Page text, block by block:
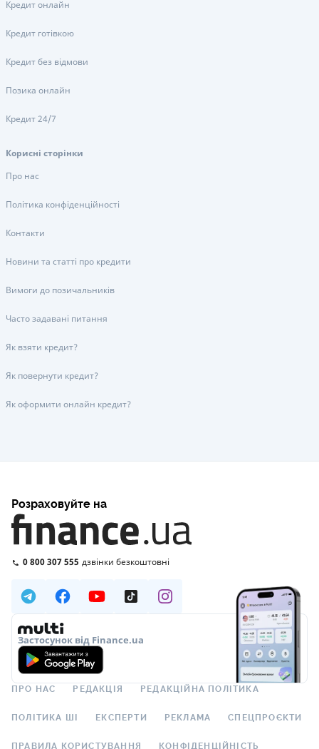
Кредит онлайн
Кредит готівкою
Кредит без відмови
Позика онлайн
Кредит 24/7
Корисні сторінки
Про нас
Політика конфіденційності
Контакти
Новини та статті про кредити
Вимоги до позичальників
Часто задавані питання
Як взяти кредит?
Як повернути кредит?
Як оформити онлайн кредит?
Розраховуйте на
0 800 307 555 дзвінки безкоштовні
Застосунок від Finance.ua
ПРО НАС РЕДАКЦІЯ РЕДАКЦІЙНА ПОЛІТИКА
ПОЛІТИКА ШІ ЕКСПЕРТИ РЕКЛАМА СПЕЦПРОЄКТИ
ПРАВИЛА КОРИСТУВАННЯ КОНФІДЕНЦІЙНІСТЬ